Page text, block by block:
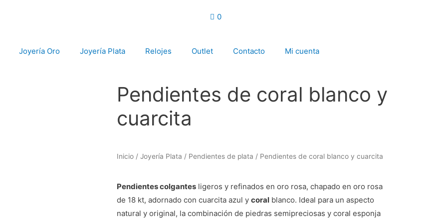
0
Joyería Oro Joyería Plata Relojes Outlet Contacto Mi cuenta
Pendientes de coral blanco y
cuarcita
Inicio / Joyería Plata / Pendientes de plata / Pendientes de coral blanco y cuarcita
Pendientes colgantes ligeros y refinados en oro rosa, chapado en oro rosa
de 18 kt, adornado con cuarcita azul y coral blanco. Ideal para un aspecto
natural y original, la combinación de piedras semipreciosas y coral esponja